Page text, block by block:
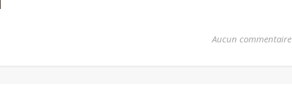
Aucun commentaire